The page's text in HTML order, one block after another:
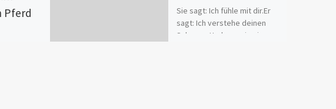
Pferd
Sie sagt: Ich fühle mit dir.Er
sagt: Ich verstehe deinen
Schmerz.Und was sie nie